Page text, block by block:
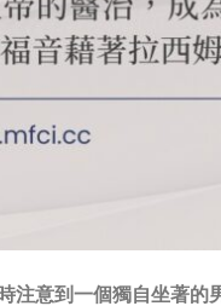
注意到一個獨自坐著